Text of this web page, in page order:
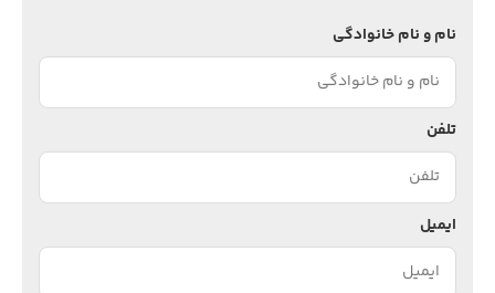
نام و نام خانوادگی
تلفن
ایمیل